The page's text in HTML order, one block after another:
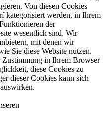
Von diesen Cookies
kategorisiert werden, in Ihrem
der
wesentlich sind. Wir
mit denen wir
Sie diese Website nutzen.
in Ihrem Browser
diese Cookies zu
dieser Cookies kann sich